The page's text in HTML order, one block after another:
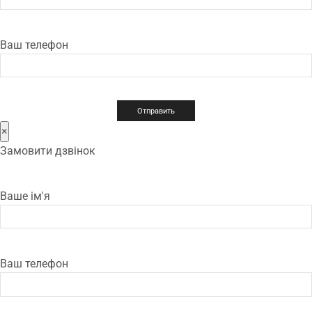
Ваш телефон
×
Замовити дзвінок
Ваше ім'я
Ваш телефон